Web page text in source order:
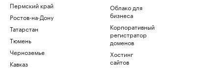
Пермский край
Ростов-на-Дону
Татарстан
Тюмень
Черноземье
Кавказ
Облако для
бизнеса
Корпоративный
регистратор
доменов
Хостинг
сайтов